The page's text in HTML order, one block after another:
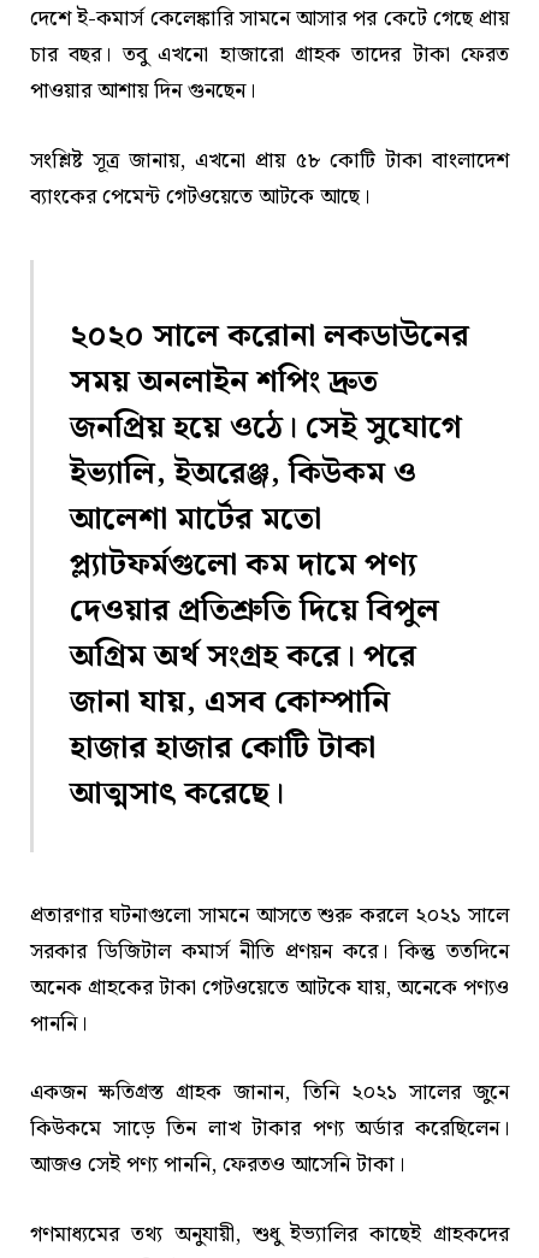
দেশে ই-কমার্স কেলেঙ্কারি সামনে আসার পর কেটে গেছে প্রায়
চার বছর। তবু এখনো হাজারো গ্রাহক তাদের টাকা ফেরত
পাওয়ার আশায় দিন গুনছেন।
সংশ্লিষ্ট সূত্র জানায়, এখনো প্রায় ৫৮ কোটি টাকা বাংলাদেশ
ব্যাংকের পেমেন্ট গেটওয়েতে আটকে আছে।
২০২০ সালে করোনা লকডাউনের
সময় অনলাইন শপিং দ্রুত
জনপ্রিয় হয়ে ওঠে। সেই সুযোগে
ইভ্যালি, ইঅরেঞ্জ, কিউকম ও
আলেশা মার্টের মতো
প্ল্যাটফর্মগুলো কম দামে পণ্য
দেওয়ার প্রতিশ্রুতি দিয়ে বিপুল
অগ্রিম অর্থ সংগ্রহ করে। পরে
জানা যায়, এসব কোম্পানি
হাজার হাজার কোটি টাকা
আত্মসাৎ করেছে।
প্রতারণার ঘটনাগুলো সামনে আসতে শুরু করলে ২০২১ সালে
সরকার ডিজিটাল কমার্স নীতি প্রণয়ন করে। কিন্তু ততদিনে
অনেক গ্রাহকের টাকা গেটওয়েতে আটকে যায়, অনেকে পণ্যও
পাননি।
একজন ক্ষতিগ্রস্ত গ্রাহক জানান, তিনি ২০২১ সালের জুনে
কিউকমে সাড়ে তিন লাখ টাকার পণ্য অর্ডার করেছিলেন।
আজও সেই পণ্য পাননি, ফেরতও আসেনি টাকা।
গণমাধ্যমের তথ্য অনুযায়ী, শুধু ইভ্যালির কাছেই গ্রাহকদের